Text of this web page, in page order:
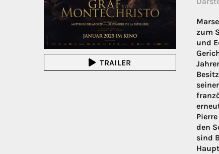
TRAILER
zum
und
den
sind